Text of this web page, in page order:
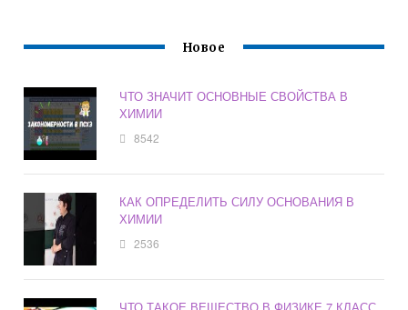
Новое
ЧТО ЗНАЧИТ ОСНОВНЫЕ СВОЙСТВА В
ХИМИИ
8542
КАК ОПРЕДЕЛИТЬ СИЛУ ОСНОВАНИЯ В
ХИМИИ
2536